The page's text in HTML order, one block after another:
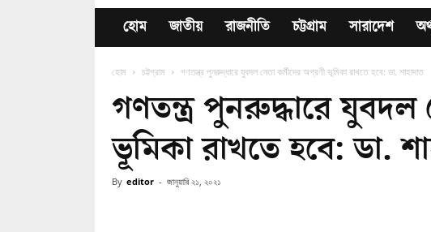
হোম জাতীয় রাজনীতি চট্টগ্রাম সারাদেশ
হোম চট্টগ্রাম গণতন্ত্র পুনরুদ্ধারে যুবদল নেতা কর্মীদের অগ্রণী ভূমিকা রাখতে হবে: ডা. শাহাদাত
গণতন্ত্র পুনরুদ্ধারে যুবদল
ভূমিকা রাখতে হবে: ডা.
By editor - জানুয়ারি ২১, ২০২১